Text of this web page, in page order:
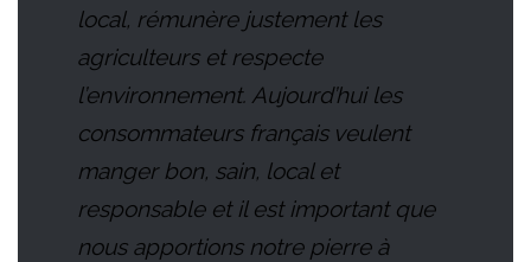
local, rémunère justement les
agriculteurs et respecte
l’environnement. Aujourd’hui les
consommateurs français veulent
manger bon, sain, local et
responsable et il est important que
nous apportions notre pierre à